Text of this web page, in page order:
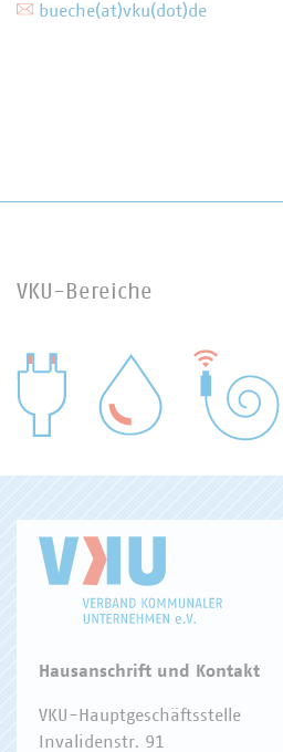
bueche(at)vku(dot)de
VKU-Bereiche
WASSER/ABWASSER
Hausanschrift und Kontakt
VKU-Hauptgeschäftsstelle
Invalidenstr. 91